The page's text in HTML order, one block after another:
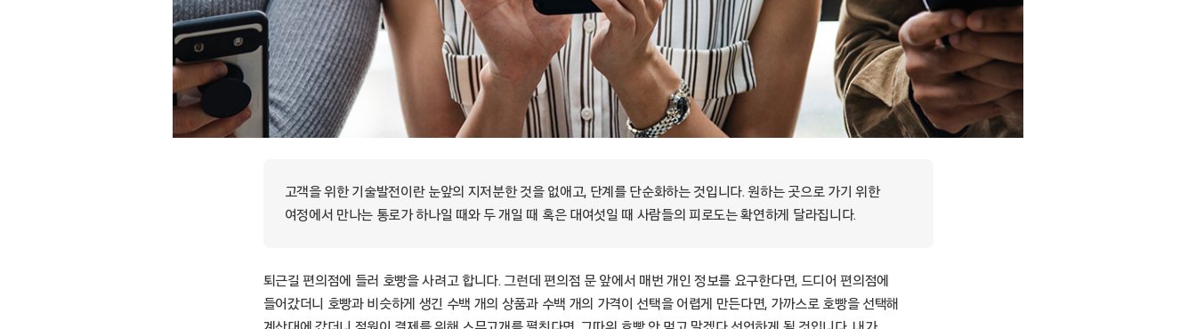
고객을 위한 기술발전이란 눈앞의 지저분한 것을 없애고, 단계를 단순화하는 것입니다. 원하는 곳으로 가기 위한
여정에서 만나는 통로가 하나일 때와 두 개일 때 혹은 대여섯일 때 사람들의 피로도는 확연하게 달라집니다.
퇴근길 편의점에 들러 호빵을 사려고 합니다. 그런데 편의점 문 앞에서 매번 개인 정보를 요구한다면, 드디어 편의점에
들어갔더니 호빵과 비슷하게 생긴 수백 개의 상품과 수백 개의 가격이 선택을 어렵게 만든다면, 가까스로 호빵을 선택해